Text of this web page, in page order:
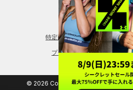
レギンス＆タイツ
特定商取引法に基づく通販の表
プライバシーポリシー
© 2026 Copyright DOME